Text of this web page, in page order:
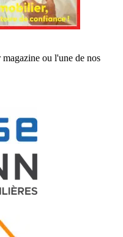
ou l'une de nos